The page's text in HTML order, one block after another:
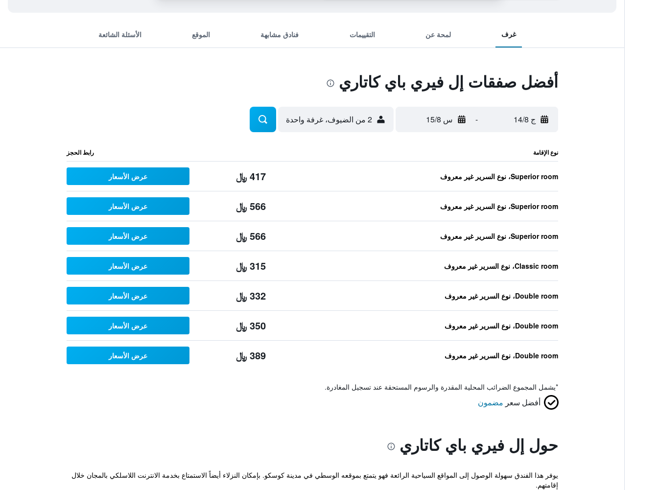
غرف لمحة عن التقييمات فنادق مشابهة الموقع الأسئلة الشائعة
أفضل صفقات إل فيري باي كاتاري
ج 14/8 - س 15/8 2 من الضيوف، غرفة واحدة
نوع الإقامة رابط الحجز
Superior room، نوع السرير غير معروف 417 ﷼ عرض الأسعار
Superior room، نوع السرير غير معروف 566 ﷼ عرض الأسعار
Superior room، نوع السرير غير معروف 566 ﷼ عرض الأسعار
Classic room، نوع السرير غير معروف 315 ﷼ عرض الأسعار
Double room، نوع السرير غير معروف 332 ﷼ عرض الأسعار
Double room، نوع السرير غير معروف 350 ﷼ عرض الأسعار
Double room، نوع السرير غير معروف 389 ﷼ عرض الأسعار
*يشمل المجموع الضرائب المحلية المقدرة والرسوم المستحقة عند تسجيل المغادرة.
أفضل سعر مضمون
حول إل فيري باي كاتاري
يوفر هذا الفندق سهولة الوصول إلى المواقع السياحية الرائعة فهو يتمتع بموقعه الوسطي في مدينة كوسكو. بإمكان النزلاء أيضاً الاستمتاع بخدمة الانترنت اللاسلكي بالمجان خلال
إقامتهم.